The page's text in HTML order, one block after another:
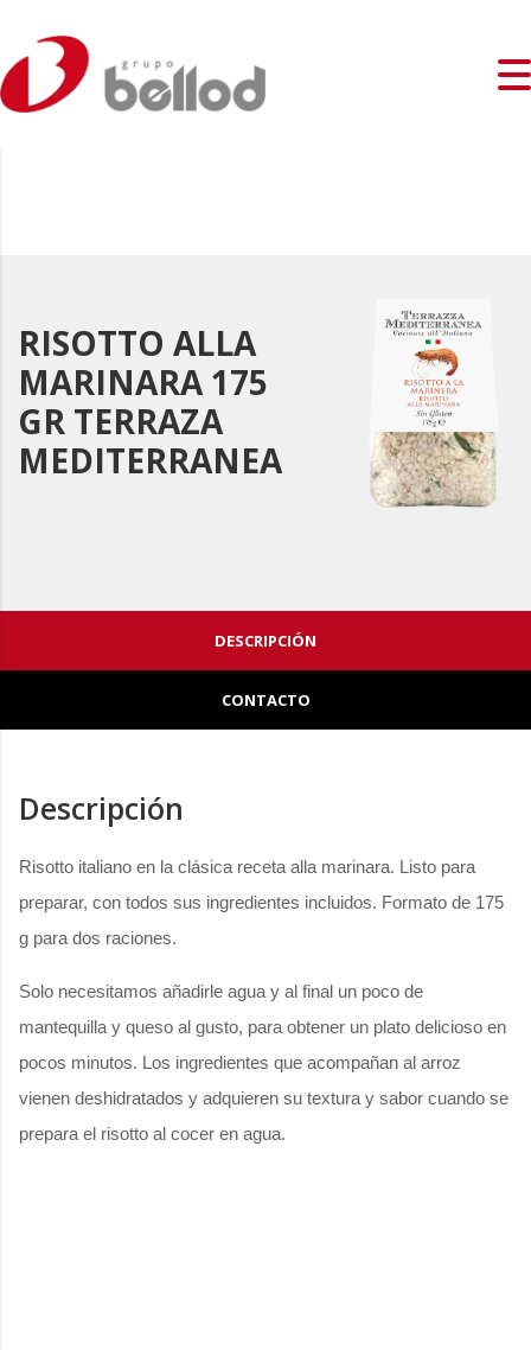
RISOTTO ALLA
MARINARA 175
GR TERRAZA
MEDITERRANEA
DESCRIPCIÓN
CONTACTO
Descripción
Risotto italiano en la clásica receta alla marinara. Listo para
preparar, con todos sus ingredientes incluidos. Formato de 175
g para dos raciones.
Solo necesitamos añadirle agua y al final un poco de
mantequilla y queso al gusto, para obtener un plato delicioso en
pocos minutos. Los ingredientes que acompañan al arroz
vienen deshidratados y adquieren su textura y sabor cuando se
prepara el risotto al cocer en agua.